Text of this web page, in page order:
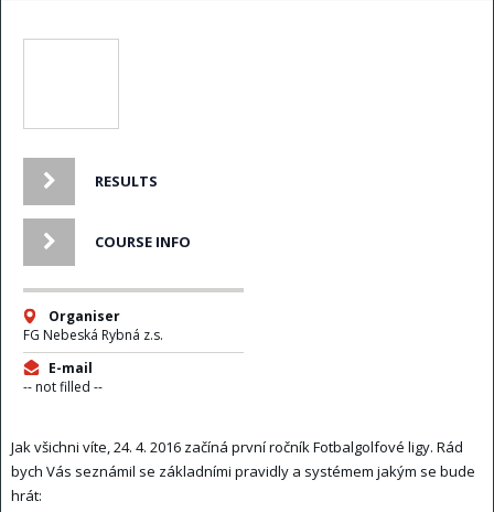
RESULTS
COURSE INFO
Organiser
FG Nebeská Rybná z.s.
E-mail
-- not filled --
Jak všichni víte, 24. 4. 2016 začíná první ročník Fotbalgolfové ligy. Rád
bych Vás seznámil se základními pravidly a systémem jakým se bude
hrát: